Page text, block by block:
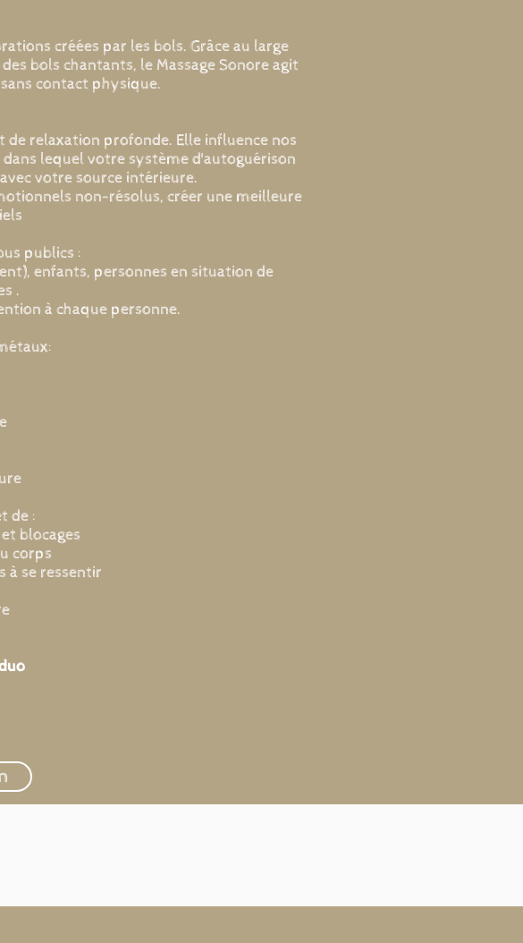
créées par les bols. Grâce au large
bols chantants, le Massage Sonore agit
contact physique.
relaxation profonde. Elle influence nos
lequel votre système d'autoguérison
votre source intérieure.
non-résolus, créer une meilleure
publics :
enfants, personnes en situation de
.
à chaque personne.
de :
blocages
corps
à se ressentir